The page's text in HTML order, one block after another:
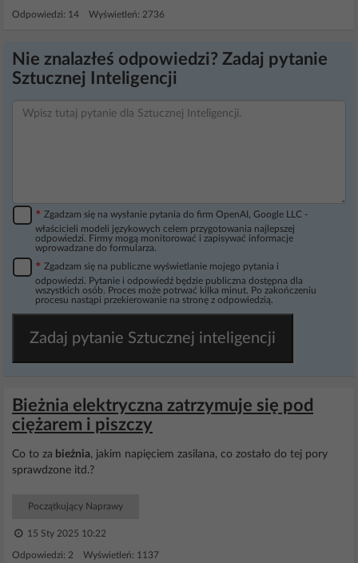
Odpowiedzi: 14 Wyświetleń: 2736
Nie znalazłeś odpowiedzi? Zadaj pytanie
Sztucznej Inteligencji
* Zgadzam się na wysłanie pytania do firm OpenAI, Google LLC -
właścicieli modeli językowych celem przygotowania najlepszej
odpowiedzi. Firmy mogą monitorować i zapisywać informacje
wprowadzane do formularza.
* Zgadzam się na publiczne wyświetlanie mojego pytania i
odpowiedzi. Pytanie i odpowiedź będzie publiczna dostępna dla
wszystkich osób. Proces może potrwać kilka minut. Po zakończeniu
procesu nastąpi przekierowanie na stronę z odpowiedzią.
Zadaj pytanie Sztucznej inteligencji
Bieżnia elektryczna zatrzymuje się pod
ciężarem i piszczy
Co to za bieżnia, jakim napięciem zasilana, co zostało do tej pory
sprawdzone itd.?
Początkujący Naprawy
15 Sty 2025 10:22
Odpowiedzi: 2 Wyświetleń: 1137